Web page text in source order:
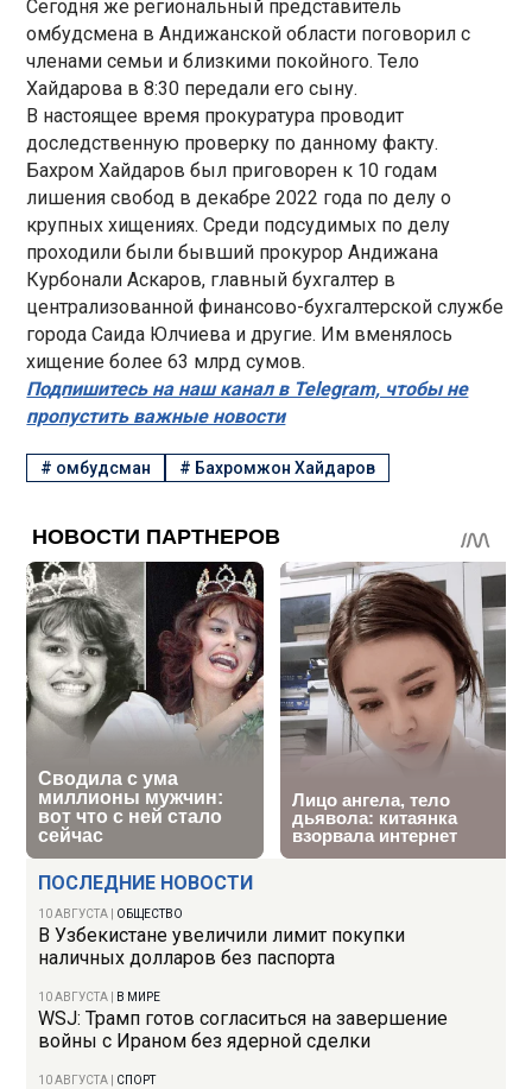
ПОСЛЕДНИЕ НОВОСТИ
10 АВГУСТА ОБЩЕСТВО
В Узбекистане увеличили лимит покупки
наличных долларов без паспорта
10 АВГУСТА В МИРЕ
WSJ: Трамп готов согласиться на завершение
войны с Ираном без ядерной сделки
10 АВГУСТА СПОРТ
Сегодня же региональный представитель
омбудсмена в Андижанской области поговорил с
членами семьи и близкими покойного. Тело
Хайдарова в 8:30 передали его сыну.
В настоящее время прокуратура проводит
доследственную проверку по данному факту.
Бахром Хайдаров был приговорен к 10 годам
лишения свобод в декабре 2022 года по делу о
крупных хищениях. Среди подсудимых по делу
проходили были бывший прокурор Андижана
Курбонали Аскаров, главный бухгалтер в
централизованной финансово-бухгалтерской службе
города Саида Юлчиева и другие. Им вменялось
хищение более 63 млрд сумов.
Подпишитесь на наш канал в Telegram, чтобы не
пропустить важные новости
# омбудсман # Бахромжон Хайдаров